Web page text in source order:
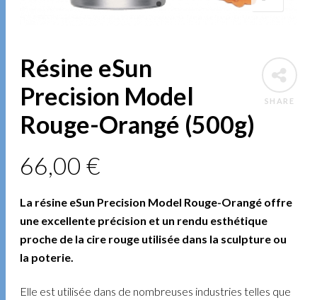
SHARE
Résine eSun
Precision Model
Rouge-Orangé (500g)
66,00€
La résine eSun Precision Model Rouge-Orangé offre
une excellente précision et un rendu esthétique
proche de la cire rouge utilisée dans la sculpture ou
la poterie.
Elle est utilisée dans de nombreuses industries telles que